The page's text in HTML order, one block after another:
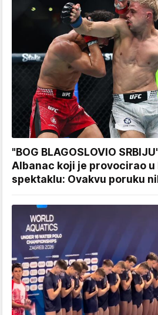
"BOG BLAGOSLOVIO
Albanac koji je provocirao u
spektaklu: Ovakvu poruku